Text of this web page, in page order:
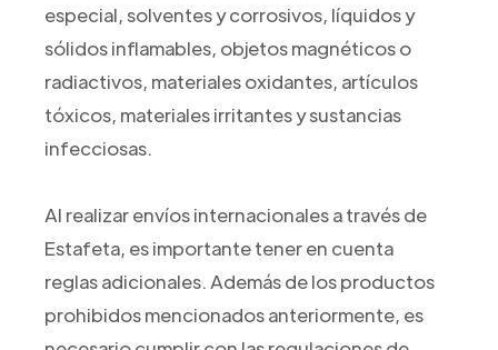
especial, solventes y corrosivos, líquidos y
sólidos inflamables, objetos magnéticos o
radiactivos, materiales oxidantes, artículos
tóxicos, materiales irritantes y sustancias
infecciosas.
Al realizar envíos internacionales a través de
Estafeta, es importante tener en cuenta
reglas adicionales. Además de los productos
prohibidos mencionados anteriormente, es